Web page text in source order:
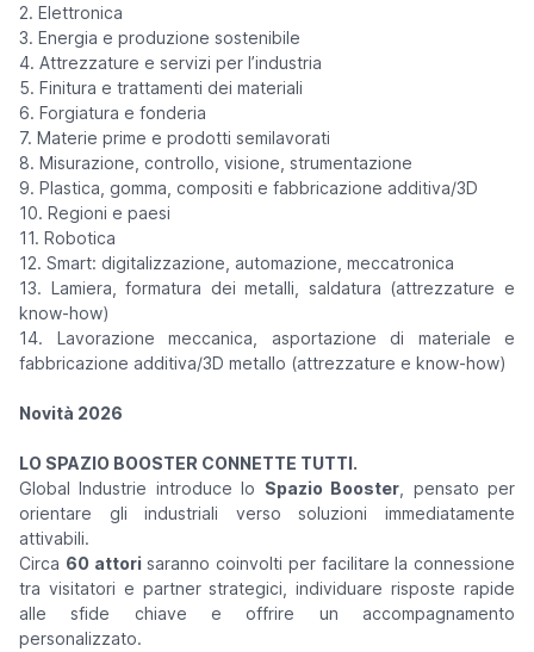
2. Elettronica
3. Energia e produzione sostenibile
4. Attrezzature e servizi per l’industria
5. Finitura e trattamenti dei materiali
6. Forgiatura e fonderia
7. Materie prime e prodotti semilavorati
8. Misurazione, controllo, visione, strumentazione
9. Plastica, gomma, compositi e fabbricazione additiva/3D
10. Regioni e paesi
11. Robotica
12. Smart: digitalizzazione, automazione, meccatronica
13. Lamiera, formatura dei metalli, saldatura (attrezzature e
know-how)
14. Lavorazione meccanica, asportazione di materiale e
fabbricazione additiva/3D metallo (attrezzature e know-how)
Novità 2026
LO SPAZIO BOOSTER CONNETTE TUTTI.
Global Industrie introduce lo Spazio Booster , pensato per
orientare gli industriali verso soluzioni immediatamente
attivabili.
Circa 60 attorisaranno coinvolti per facilitare la connessione
tra visitatori e partner strategici, individuare risposte rapide
alle sfide chiave e offrire un accompagnamento
personalizzato.